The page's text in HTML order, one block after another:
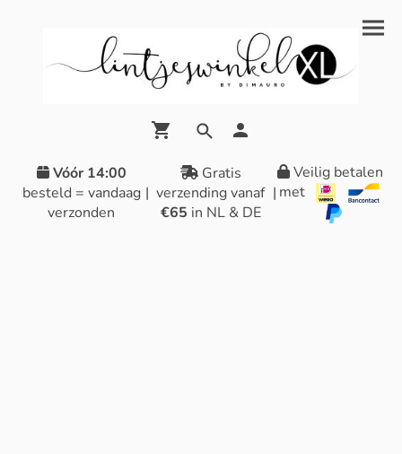
Vóór 14:00
besteld = vandaag
verzonden
|
Gratis
verzending vanaf
€65 in NL & DE
|
Veilig betalen
met